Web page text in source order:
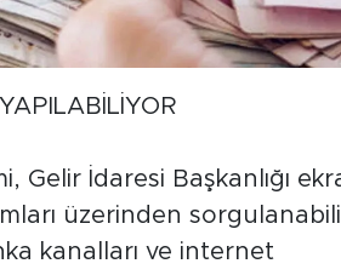
Gelir İdaresi Başkanlığı
üzerinden
kanalları ve internet